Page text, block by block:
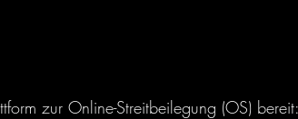
zur Online-Streitbeilegung (OS) bereit: